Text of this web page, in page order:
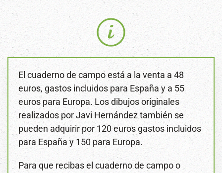
El cuaderno de campo está a la venta a 48
euros, gastos incluidos para España y a 55
euros para Europa. Los dibujos originales
realizados por Javi Hernández también se
pueden adquirir por 120 euros gastos incluidos
para España y 150 para Europa.
Para que recibas el cuaderno de campo o